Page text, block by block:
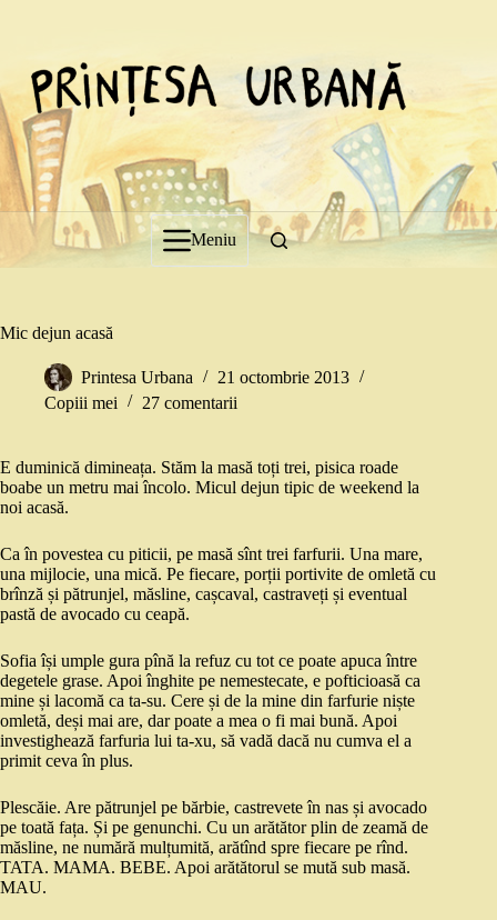
Meniu
Mic dejun acasă
Printesa Urbana
21 octombrie 2013
Copiii mei
27 comentarii
E duminică dimineața. Stăm la masă toți trei, pisica roade
boabe un metru mai încolo. Micul dejun tipic de weekend la
noi acasă.
Ca în povestea cu piticii, pe masă sînt trei farfurii. Una mare,
una mijlocie, una mică. Pe fiecare, porții portivite de omletă cu
brînză și pătrunjel, măsline, cașcaval, castraveți și eventual
pastă de avocado cu ceapă.
Sofia își umple gura pînă la refuz cu tot ce poate apuca între
degetele grase. Apoi înghite pe nemestecate, e pofticioasă ca
mine și lacomă ca ta-su. Cere și de la mine din farfurie niște
omletă, deși mai are, dar poate a mea o fi mai bună. Apoi
investighează farfuria lui ta-xu, să vadă dacă nu cumva el a
primit ceva în plus.
Plescăie. Are pătrunjel pe bărbie, castrevete în nas și avocado
pe toată fața. Și pe genunchi. Cu un arătător plin de zeamă de
măsline, ne numără mulțumită, arătînd spre fiecare pe rînd.
TATA. MAMA. BEBE. Apoi arătătorul se mută sub masă.
MAU.